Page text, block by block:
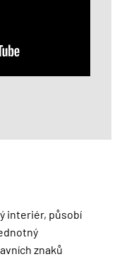
interiér, působí
znaků